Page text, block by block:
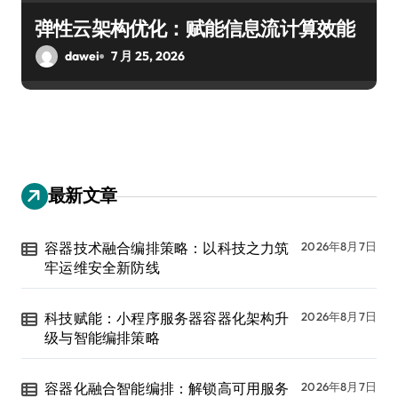
弹性云架构优化：赋能信息流计算效能
dawei 7 月 25, 2026
最新文章
容器技术融合编排策略：以科技之力筑
牢运维安全新防线
2026年8月7日
科技赋能：小程序服务器容器化架构升
级与智能编排策略
2026年8月7日
容器化融合智能编排：解锁高可用服务
2026年8月7日